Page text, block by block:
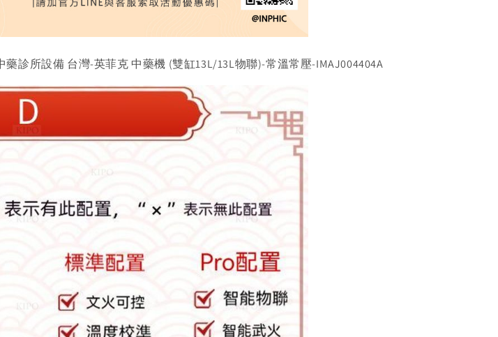
診所設備 台灣-英菲克 中藥機 (雙缸13L/13L物聯)-常溫常壓-IMAJ004404A